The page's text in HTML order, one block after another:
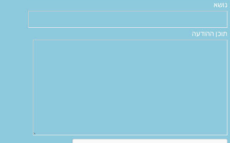
נושא
תוכן ההודעה